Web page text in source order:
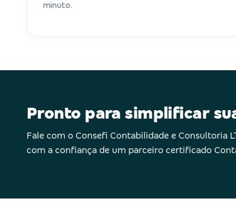
minuto.
Pronto para simplificar
Fale com o Consefi Contabilidade e Consultoria
com a confiança de um parceiro certificado